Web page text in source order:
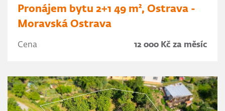
Pronájem bytu 2+1 49 m², Ostrava -
Moravská Ostrava
Cena 12 000 Kč za měsíc